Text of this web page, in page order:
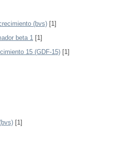
(bvs) [1]
beta 1 [1]
15 (GDF-15) [1]
[1]